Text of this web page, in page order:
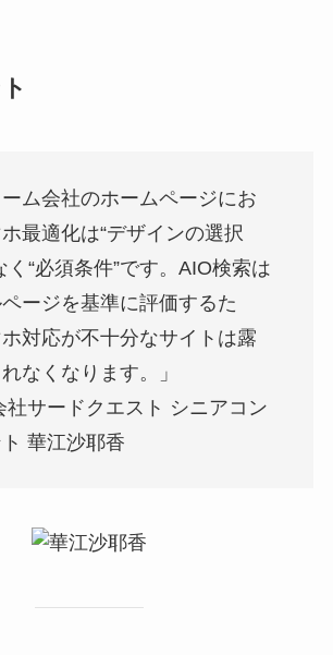
ーム会社のホームページにお
最適化は“デザインの選択
く“必須条件”です。AIO検索は
ージを基準に評価するた
対応が不十分なサイトは露
なくなります。」
サードクエスト シニアコン
華江沙耶香